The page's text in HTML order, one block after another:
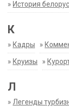
» История
К
» Кадры »
» Круизы »
Л
» Легенды